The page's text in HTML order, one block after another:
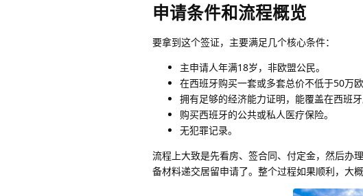
申请条件和流程概览
要拿到这个签证，主要满足几个核心条件：
主申请人年满18岁，非欧盟公民。
在西班牙购买一套或多套总价不低于50万欧
拥有足够的经济能力证明，能覆盖在西班牙
购买西班牙的公共或私人医疗保险。
无犯罪记录。
流程上大致是先看房、签合同、付定金，然后办
备材料递交居留申请了。整个过程如果顺利，大